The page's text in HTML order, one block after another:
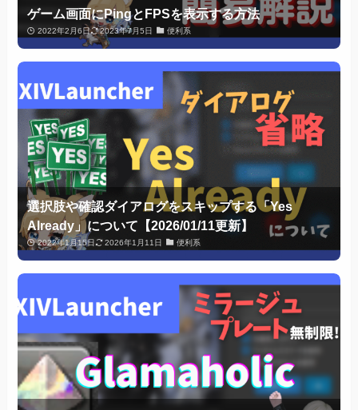
ゲーム画面にPingとFPSを表示する方法
2022年2月6日 2023年7月5日 便利系
選択肢や確認ダイアログをスキップする「Yes
Already」について【2026/01/11更新】
2022年1月15日 2026年1月11日 便利系